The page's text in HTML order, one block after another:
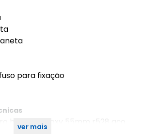
para fixação
handy antioxy 55mm r528 aço
ver mais